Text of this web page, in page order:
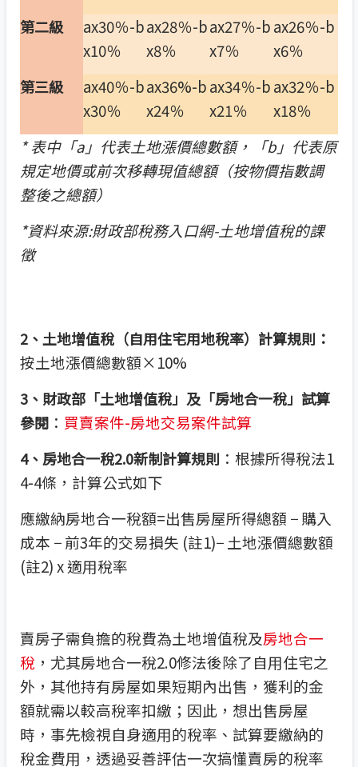
第二級
ax30％-b
x10％
ax28％-b
x8％
ax27％-b
x7％
ax26％-b
x6％
第三級
ax40％-b
x30％
ax36%-b
x24％
ax34％-b
x21％
ax32％-b
x18％
*表中「a」代表土地漲價總數額，「b」代表原
規定地價或前次移轉現值總額（按物價指數調
整後之總額）
*資料來源:財政部稅務入口網-土地增值稅的課
徵
2 、土地增值稅（自用住宅用地稅率）計算規則：
按土地漲價總數額×10%
3 、財政部「土地增值稅」及「房地合一稅」試算
參閱 ： 買賣案件-房地交易案件試算
4、房地合一稅2.0新制計算規則 ：根據所得稅法1
4-4條，計算公式如下
應繳納房地合一稅額=出售房屋所得總額 − 購入
成本 − 前3年的交易損失 (註1)− 土地漲價總數額
(註2) x 適用稅率
賣房子需負擔的稅費為土地增值稅及房地合一
稅 ，尤其房地合一稅2.0修法後除了自用住宅之
外，其他持有房屋如果短期內出售，獲利的金
額就需以較高稅率扣繳；因此，想出售房屋
時，事先檢視自身適用的稅率、試算要繳納的
稅金費用，透過妥善評估一次搞懂賣房的稅率